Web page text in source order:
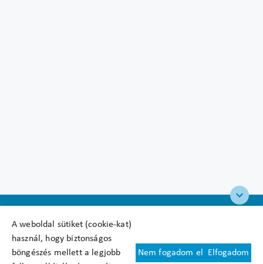
A weboldal sütiket (cookie-kat)
használ, hogy biztonságos
böngészés mellett a legjobb
Nem fogadom el Elfogadom
Felhasználási feltételek